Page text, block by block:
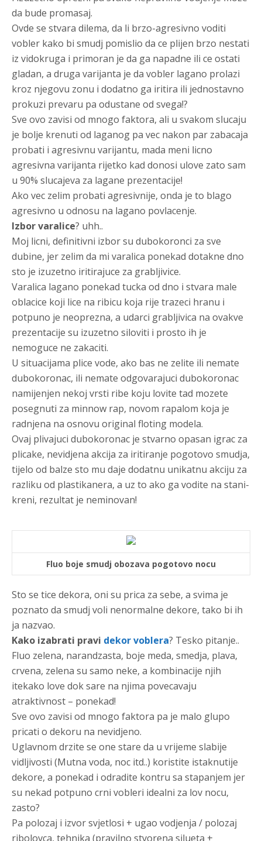
da bude promasaj.
Ovde se stvara dilema, da li brzo-agresivno voditi
vobler kako bi smudj pomislio da ce plijen brzo nestati
iz vidokruga i primoran je da ga napadne ili ce ostati
gladan, a druga varijanta je da vobler lagano prolazi
kroz njegovu zonu i dodatno ga iritira ili jednostavno
prokuzi prevaru pa odustane od svega!?
Sve ovo zavisi od mnogo faktora, ali u svakom slucaju
je bolje krenuti od laganog pa vec nakon par zabacaja
probati i agresivnu varijantu, mada meni licno
agresivna varijanta rijetko kad donosi ulove zato sam
u 90% slucajeva za lagane prezentacije!
Ako vec zelim probati agresivnije, onda je to blago
agresivno u odnosu na lagano povlacenje.
Izbor varalice? uhh..
Moj licni, definitivni izbor su dubokoronci za sve
dubine, jer zelim da mi varalica ponekad dotakne dno
sto je izuzetno iritirajuce za grabljivice.
Varalica lagano ponekad tucka od dno i stvara male
oblacice koji lice na ribicu koja rije trazeci hranu i
potpuno je neoprezna, a udarci grabljivica na ovakve
prezentacije su izuzetno siloviti i prosto ih je
nemoguce ne zakaciti.
U situacijama plice vode, ako bas ne zelite ili nemate
dubokoronac, ili nemate odgovarajuci dubokoronac
namijenjen nekoj vrsti ribe koju lovite tad mozete
posegnuti za minnow rap, novom rapalom koja je
radnjena na osnovu original floting modela.
Ovaj plivajuci dubokoronac je stvarno opasan igrac za
plicake, nevidjena akcija za iritiranje pogotovo smudja,
tijelo od balze sto mu daje dodatnu unikatnu akciju za
razliku od plastikanera, a uz to ako ga vodite na stani-
kreni, rezultat je neminovan!
Fluo boje smudj obozava pogotovo nocu
Sto se tice dekora, oni su prica za sebe, a svima je
poznato da smudj voli nenormalne dekore, tako bi ih
ja nazvao.
Kako izabrati pravi dekor voblera? Tesko pitanje..
Fluo zelena, narandzasta, boje meda, smedja, plava,
crvena, zelena su samo neke, a kombinacije njih
itekako love dok sare na njima povecavaju
atraktivnost – ponekad!
Sve ovo zavisi od mnogo faktora pa je malo glupo
pricati o dekoru na nevidjeno.
Uglavnom drzite se one stare da u vrijeme slabije
vidljivosti (Mutna voda, noc itd..) koristite istaknutije
dekore, a ponekad i odradite kontru sa stapanjem jer
su nekad potpuno crni vobleri idealni za lov nocu,
zasto?
Pa polozaj i izvor svjetlosi + ugao vodjenja / polozaj
ribolovca, tehnika (pravilno stvorena silueta +